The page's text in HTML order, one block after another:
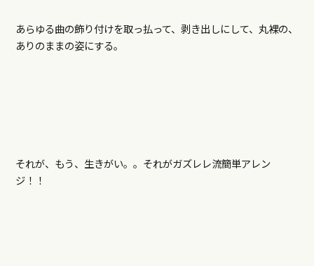
あらゆる曲の飾り付けを取っ払って、剥き出しにして、丸裸の、
ありのままの姿にする。
それが、もう、生きがい。。それがガズレレ流簡単アレン
ジ！！